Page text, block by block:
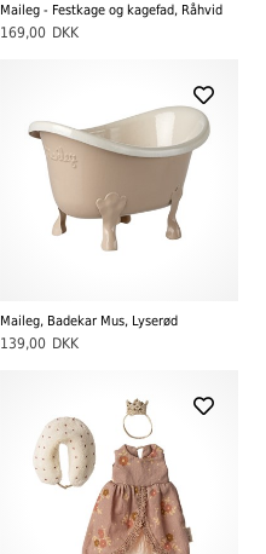
Maileg - Festkage og kagefad, Råhvid
169,00 DKK
Maileg, Badekar Mus, Lyserød
139,00 DKK